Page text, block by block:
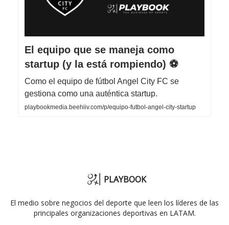
El equipo que se maneja como
startup (y la está rompiendo) ⚽
Como el equipo de fútbol Angel City FC se
gestiona como una auténtica startup.
playbookmedia.beehiiv.com/p/equipo-futbol-angel-city-startup
PLAYBOOK
El medio sobre negocios del deporte que leen los líderes de las
principales organizaciones deportivas en LATAM.